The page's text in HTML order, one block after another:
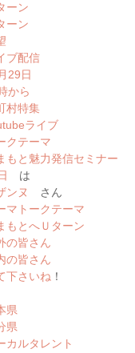
ーン
ーン
ブ配信
29日
から
村特集
ライブ
クテーマ
もと魅力発信セミナー
は
ンヌ
さん
マトークテーマ
もとへＵターン
の皆さん
の皆さん
下さいね ！
県
県
カルタレント